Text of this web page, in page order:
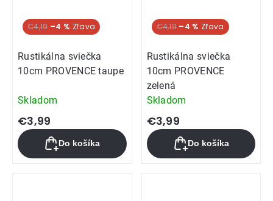
€4,19 –4 %
Rustikálna sviečka
10cm PROVENCE taupe
Skladom
€3,99
Do košíka
€4,19 –4 %
Rustikálna sviečka
10cm PROVENCE
zelená
Skladom
€3,99
Do košíka